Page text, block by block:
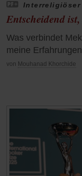
Interreligiöser
Entscheidend
Was verbindet
meine
von Mouhanad Khorchide